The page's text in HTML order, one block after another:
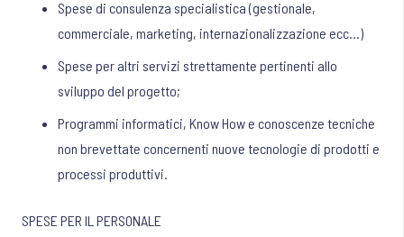
Spese di consulenza specialistica (gestionale,
commerciale, marketing, internazionalizzazione ecc…)
Spese per altri servizi strettamente pertinenti allo
sviluppo del progetto;
Programmi informatici, Know How e conoscenze tecniche
non brevettate concernenti nuove tecnologie di prodotti e
processi produttivi.
SPESE PER IL PERSONALE